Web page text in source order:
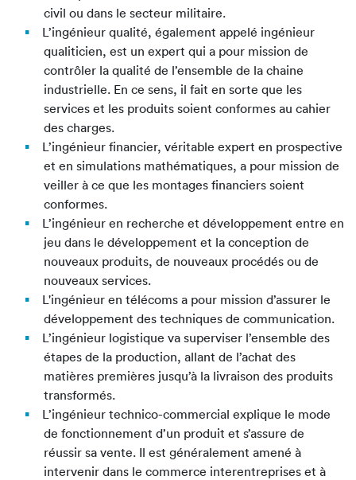
civil ou dans le secteur militaire.
L’ingénieur qualité, également appelé ingénieur
qualiticien, est un expert qui a pour mission de
contrôler la qualité de l’ensemble de la chaine
industrielle. En ce sens, il fait en sorte que les
services et les produits soient conformes au cahier
des charges.
L’ingénieur financier, véritable expert en prospective
et en simulations mathématiques, a pour mission de
veiller à ce que les montages financiers soient
conformes.
L’ingénieur en recherche et développement entre en
jeu dans le développement et la conception de
nouveaux produits, de nouveaux procédés ou de
nouveaux services.
L'ingénieur en télécoms a pour mission d’assurer le
développement des techniques de communication.
L’ingénieur logistique va superviser l’ensemble des
étapes de la production, allant de l’achat des
matières premières jusqu’à la livraison des produits
transformés.
L’ingénieur technico-commercial explique le mode
de fonctionnement d’un produit et s’assure de
réussir sa vente. Il est généralement amené à
intervenir dans le commerce interentreprises et à